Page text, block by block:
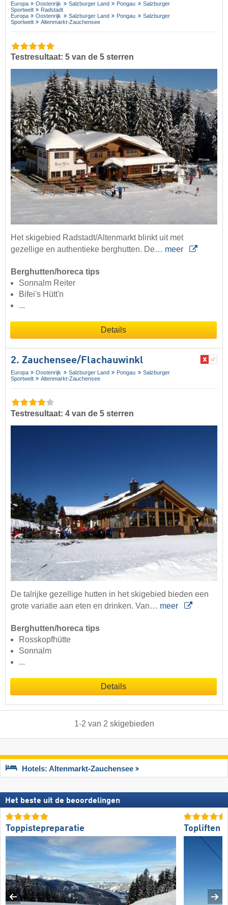
Europa Oostenrijk Salzburger Land Pongau
Salzburger
Sportwelt
Radstadt
Europa
Oostenrijk Salzburger Land Pongau
Salzburger
Sportwelt
Altenmarkt-Zauchensee
Testresultaat: 5 van de 5 sterren
Het skigebied Radstadt/Altenmarkt blinkt uit met
gezellige en authentieke berghutten. De… meer
Berghutten/horeca tips
Sonnalm Reiter
Bifei's Hütt'n
...
Details
2. Zauchensee/​Flachauwinkl
Europa Oostenrijk Salzburger Land Pongau
Salzburger
Sportwelt
Altenmarkt-Zauchensee
Testresultaat: 4 van de 5 sterren
De talrijke gezellige hutten in het skigebied bieden een
grote variatie aan eten en drinken. Van… meer
Berghutten/horeca tips
Rosskopfhütte
Sonnalm
...
Details
1-2 van 2 skigebieden
Hotels: Altenmarkt-Zauchensee
Het beste uit de beoordelingen
Toppistepreparatie Topliften